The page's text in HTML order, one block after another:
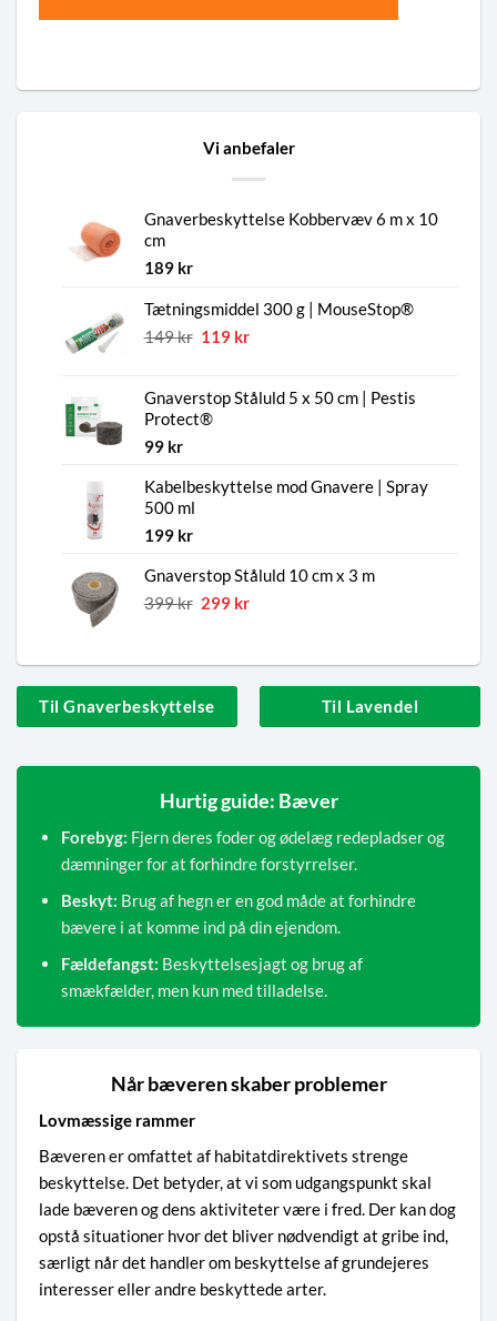
Vi anbefaler
Gnaverbeskyttelse Kobbervæv 6 m x 10
cm
189 kr
Tætningsmiddel 300 g | MouseStop®
149kr Den
var:
149 kr.
119 krDen
er:
Gnaverstop Ståluld 5 x 50 cm | Pestis
Protect®
99 kr
Kabelbeskyttelse mod Gnavere | Spray
500 ml
199 kr
Gnaverstop Ståluld 10 cm x 3 m
399kr Den
var:
399 kr.
299 krDen
er:
299 kr.
Til Gnaverbeskyttelse Til Lavendel
Hurtig guide: Bæver
Forebyg: Fjern deres foder og ødelæg redepladser og
dæmninger for at forhindre forstyrrelser.
Beskyt: Brug af hegn er en god måde at forhindre
bævere i at komme ind på din ejendom.
Fældefangst: Beskyttelsesjagt og brug af
smækfælder, men kun med tilladelse.
Når bæveren skaber problemer
Lovmæssige rammer
Bæveren er omfattet af habitatdirektivets strenge
beskyttelse. Det betyder, at vi som udgangspunkt skal
lade bæveren og dens aktiviteter være i fred. Der kan dog
opstå situationer hvor det bliver nødvendigt at gribe ind,
særligt når det handler om beskyttelse af grundejeres
interesser eller andre beskyttede arter.